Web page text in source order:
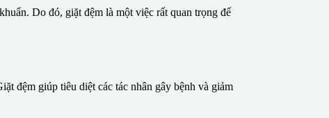
Do đó, giặt đệm là một việc rất quan trọng để
đệm giúp tiêu diệt các tác nhân gây bệnh và giảm